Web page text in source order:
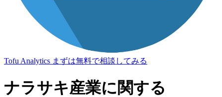
Tofu Analytics まずは無料で相談してみる
ナラサキ産業に関する